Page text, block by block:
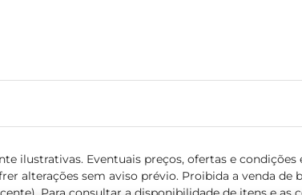
ilustrativas. Eventuais preços, ofertas e
alterações sem aviso prévio. Proibida a venda